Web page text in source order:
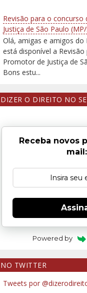
Revisão para o
Justiça de São Paulo
Olá, amigas e amigos do
está disponível a
Promotor de Justiça de
Bons estu...
DIZER O DIREITO NO
Receba novos
mail:
Powered by
NO TWITTER
Tweets por